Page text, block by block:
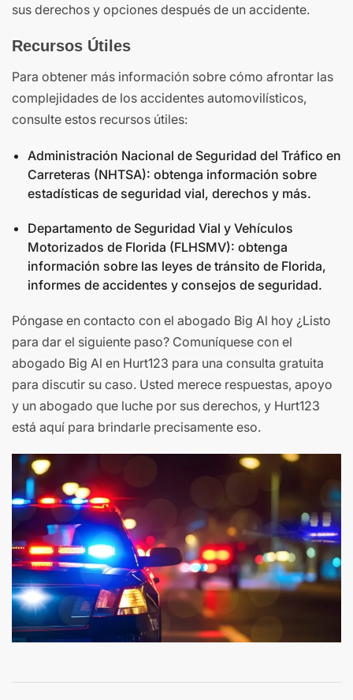
sus derechos y opciones después de un accidente.
Recursos Útiles
Para obtener más información sobre cómo afrontar las
complejidades de los accidentes automovilísticos,
consulte estos recursos útiles:
Administración Nacional de Seguridad del Tráfico en
Carreteras (NHTSA): obtenga información sobre
estadísticas de seguridad vial, derechos y más.
Departamento de Seguridad Vial y Vehículos
Motorizados de Florida (FLHSMV): obtenga
información sobre las leyes de tránsito de Florida,
informes de accidentes y consejos de seguridad.
Póngase en contacto con el abogado Big Al hoy ¿Listo
para dar el siguiente paso? Comuníquese con el
abogado Big Al en Hurt123 para una consulta gratuita
para discutir su caso. Usted merece respuestas, apoyo
y un abogado que luche por sus derechos, y Hurt123
está aquí para brindarle precisamente eso.